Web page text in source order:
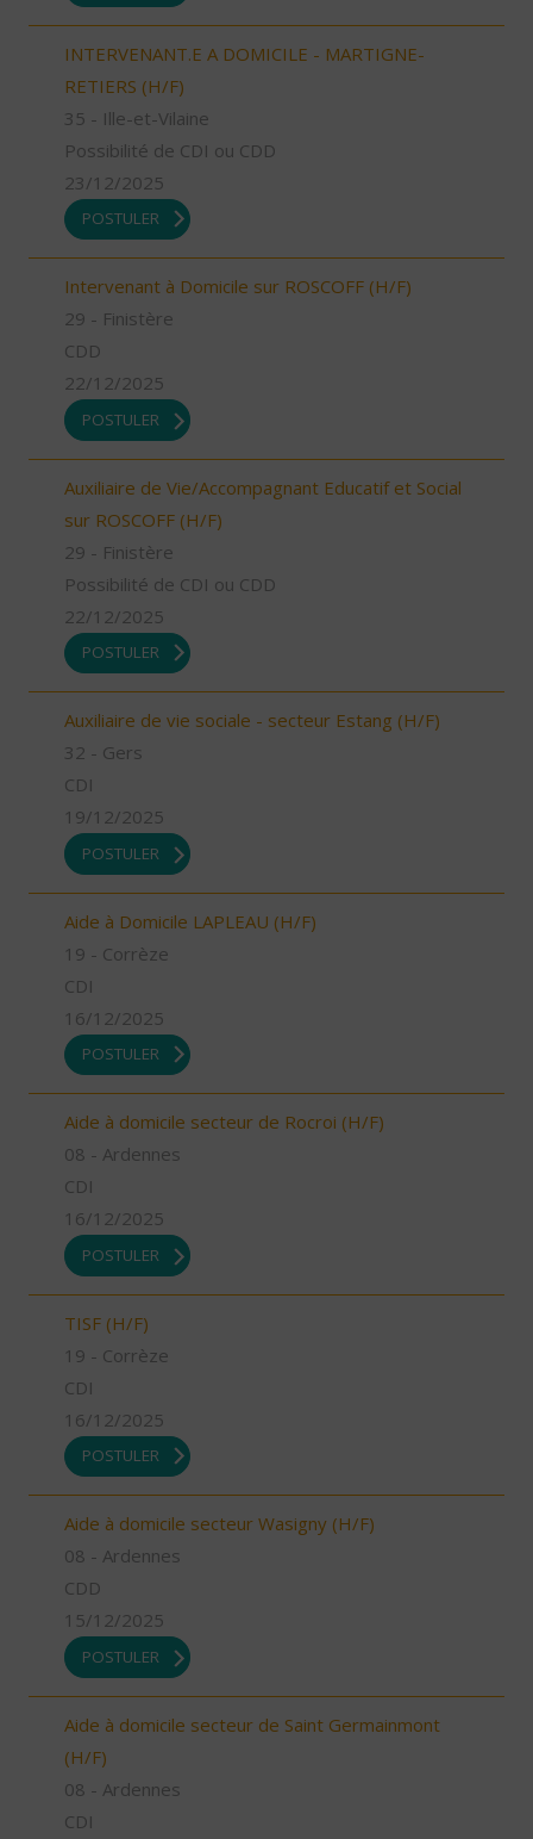
INTERVENANT.E A DOMICILE - MARTIGNE-
RETIERS (H/F)
35 - Ille-et-Vilaine
Possibilité de CDI ou CDD
23/12/2025
POSTULER
Intervenant à Domicile sur ROSCOFF (H/F)
29 - Finistère
CDD
22/12/2025
POSTULER
Auxiliaire de Vie/Accompagnant Educatif et Social
sur ROSCOFF (H/F)
29 - Finistère
Possibilité de CDI ou CDD
22/12/2025
POSTULER
Auxiliaire de vie sociale - secteur Estang (H/F)
32 - Gers
CDI
19/12/2025
POSTULER
Aide à Domicile LAPLEAU (H/F)
19 - Corrèze
CDI
16/12/2025
POSTULER
Aide à domicile secteur de Rocroi (H/F)
08 - Ardennes
CDI
16/12/2025
POSTULER
TISF (H/F)
19 - Corrèze
CDI
16/12/2025
POSTULER
Aide à domicile secteur Wasigny (H/F)
08 - Ardennes
CDD
15/12/2025
POSTULER
Aide à domicile secteur de Saint Germainmont
(H/F)
08 - Ardennes
CDI